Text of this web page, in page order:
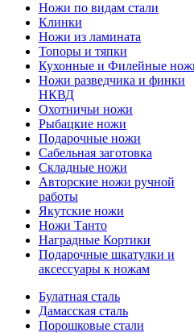
Ножи по видам стали
Клинки
Ножи из ламината
Топоры и тяпки
Кухонные и Филейные
Ножи разведчика и финки
НКВД
Охотничьи ножи
Рыбацкие ножи
Подарочные ножи
Сабельная заготовка
Складные ножи
Авторские ножи ручной
работы
Якутские ножи
Ножи Танто
Наградные Кортики
Подарочные шкатулки и
аксессуары к ножам
Булатная сталь
Дамасская сталь
Порошковые стали